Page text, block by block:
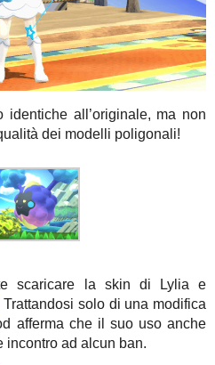
identiche all’originale, ma non
dei modelli poligonali!
scaricare la skin di Lylia e
Trattandosi solo di una modifica
afferma che il suo uso anche
incontro ad alcun ban.